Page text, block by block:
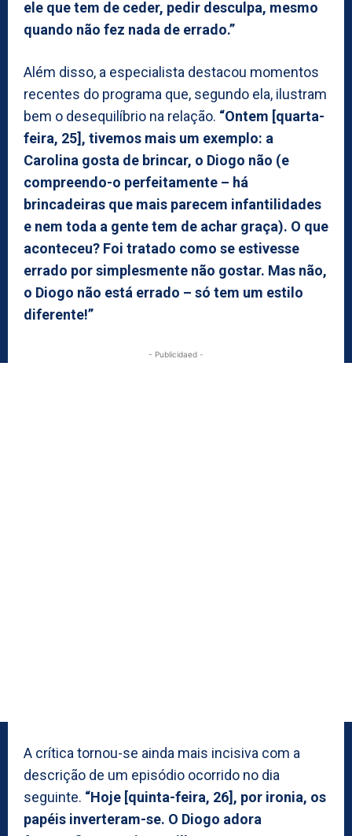
ele que tem de ceder, pedir desculpa, mesmo
quando não fez nada de errado.”
Além disso, a especialista destacou momentos
recentes do programa que, segundo ela, ilustram
bem o desequilíbrio na relação. “Ontem [quarta-
feira, 25], tivemos mais um exemplo: a
Carolina gosta de brincar, o Diogo não (e
compreendo-o perfeitamente – há
brincadeiras que mais parecem infantilidades
e nem toda a gente tem de achar graça). O que
aconteceu? Foi tratado como se estivesse
errado por simplesmente não gostar. Mas não,
o Diogo não está errado – só tem um estilo
diferente!”
- Publicidaed -
A crítica tornou-se ainda mais incisiva com a
descrição de um episódio ocorrido no dia
seguinte. “Hoje [quinta-feira, 26], por ironia, os
papéis inverteram-se. O Diogo adora